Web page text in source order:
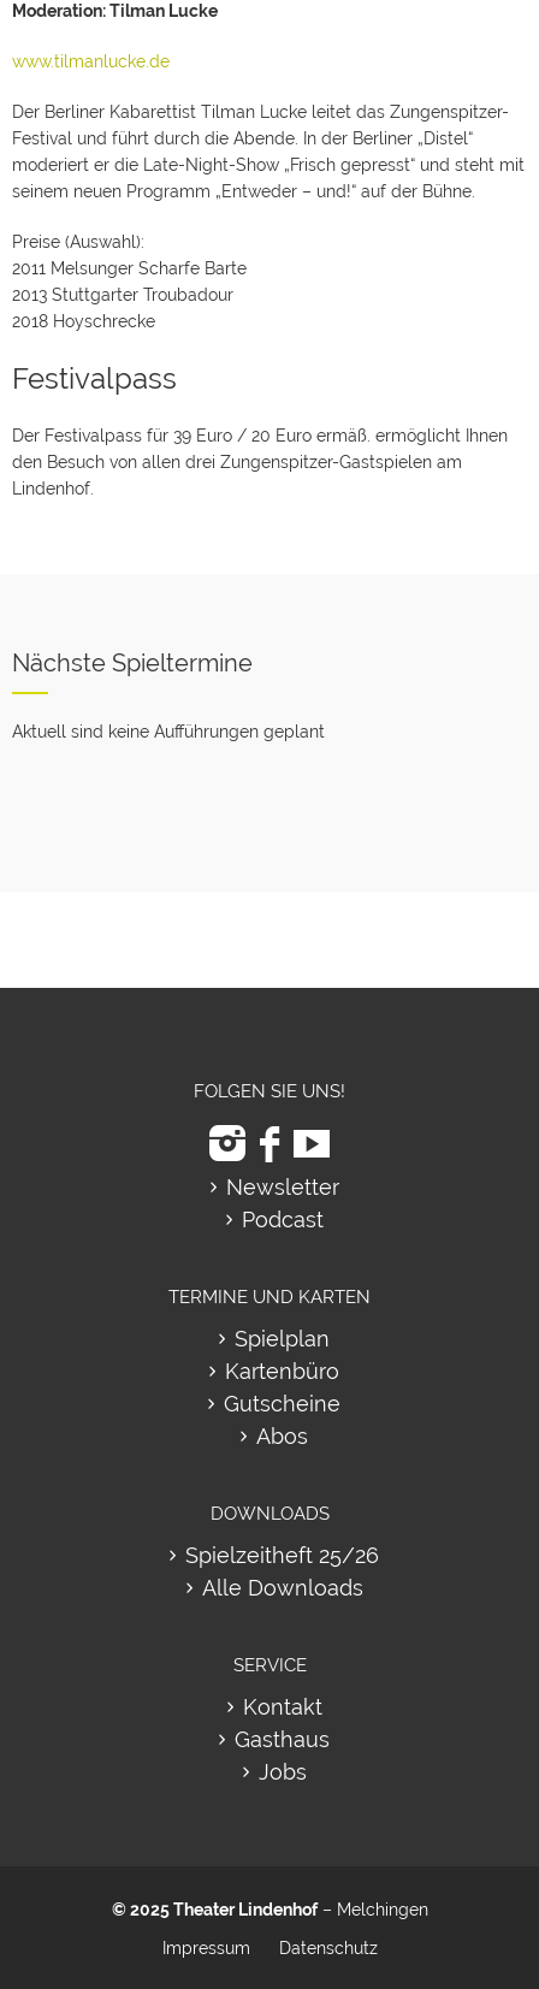
Moderation: Tilman Lucke
www.tilmanlucke.de
Der Berliner Kabarettist Tilman Lucke leitet das Zungenspitzer-
Festival und führt durch die Abende. In der Berliner „Distel“
moderiert er die Late-Night-Show „Frisch gepresst“ und steht mit
seinem neuen Programm „Entweder – und!“ auf der Bühne.
Preise (Auswahl):
2011 Melsunger Scharfe Barte
2013 Stuttgarter Troubadour
2018 Hoyschrecke
Festivalpass
Der Festivalpass für 39 Euro / 20 Euro ermäß. ermöglicht Ihnen
den Besuch von allen drei Zungenspitzer-Gastspielen am
Lindenhof.
Nächste Spieltermine
Aktuell sind keine Aufführungen geplant
FOLGEN SIE UNS!
Newsletter
Podcast
TERMINE UND KARTEN
Spielplan
Kartenbüro
Gutscheine
Abos
DOWNLOADS
Spielzeitheft 25/26
Alle Downloads
SERVICE
Kontakt
Gasthaus
Jobs
© 2025Theater Lindenhof– Melchingen
Impressum
Datenschutz